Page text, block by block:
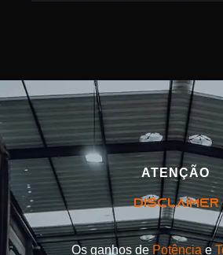
ATENÇÃO
DISCLAIMER
Os ganhos de Potênciae